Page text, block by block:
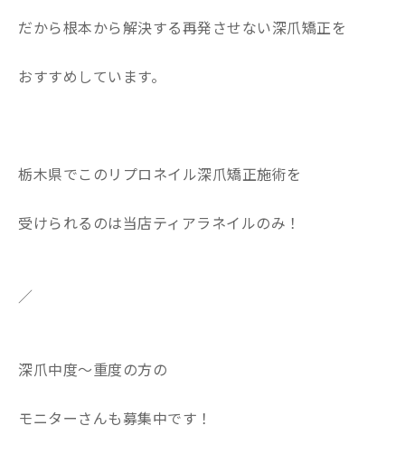
だから根本から解決する再発させない深爪矯正を
おすすめしています。
栃木県でこのリプロネイル深爪矯正施術を
受けられるのは当店ティアラネイルのみ！
／
深爪中度〜重度の方の
モニターさんも募集中です！